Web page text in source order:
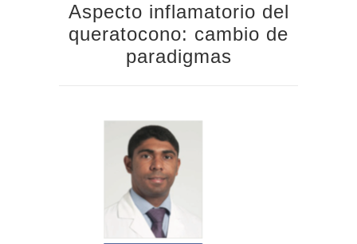
Aspecto inflamatorio del
queratocono: cambio de
paradigmas